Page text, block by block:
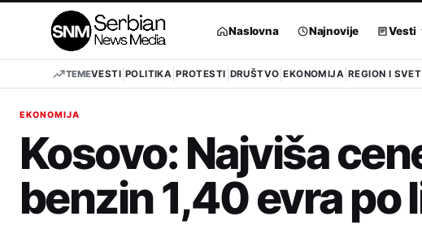
Naslovna Najnovije Vesti
TEMEVESTI POLITIKA PROTESTI DRUŠTVO EKONOMIJA REGION I SVET
EKONOMIJA
Kosovo: Najviša
benzin 1,40 evra po